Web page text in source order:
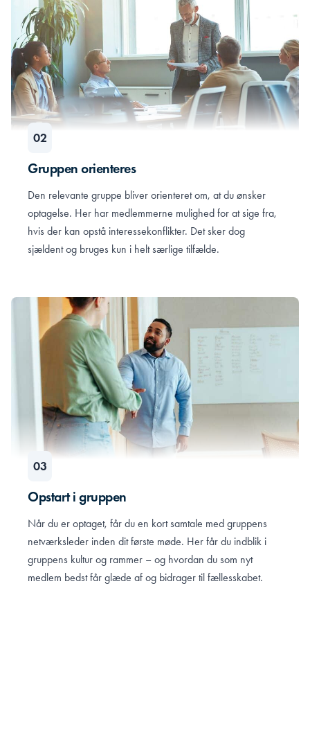
Gruppen orienteres
Den relevante gruppe bliver orienteret om, at du ønsker
optagelse. Her har medlemmerne mulighed for at sige fra,
hvis der kan opstå interessekonflikter. Det sker dog
sjældent og bruges kun i helt særlige tilfælde.
Opstart i gruppen
Når du er optaget, får du en kort samtale med gruppens
netværksleder inden dit første møde. Her får du indblik i
gruppens kultur og rammer – og hvordan du som nyt
medlem bedst får glæde af og bidrager til fællesskabet.